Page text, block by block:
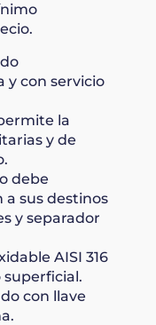
y con servicio
la
y de
debe
a sus destinos
y separador
AISI 316
superficial.
con llave